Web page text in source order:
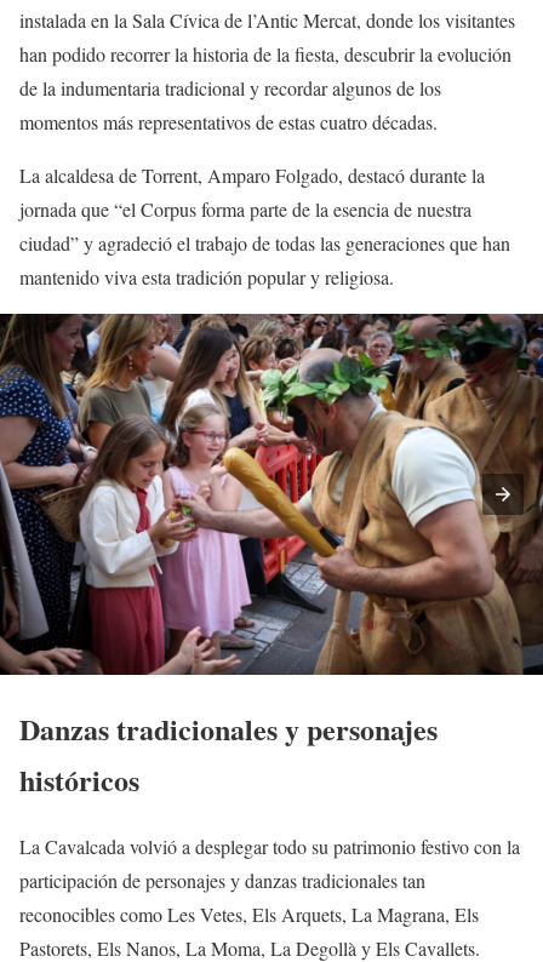
instalada en la Sala Cívica de l’Antic Mercat, donde los visitantes
han podido recorrer la historia de la fiesta, descubrir la evolución
de la indumentaria tradicional y recordar algunos de los
momentos más representativos de estas cuatro décadas.
La alcaldesa de Torrent, Amparo Folgado, destacó durante la
jornada que “el Corpus forma parte de la esencia de nuestra
ciudad” y agradeció el trabajo de todas las generaciones que han
mantenido viva esta tradición popular y religiosa.
Danzas tradicionales y personajes
históricos
La Cavalcada volvió a desplegar todo su patrimonio festivo con la
participación de personajes y danzas tradicionales tan
reconocibles como Les Vetes, Els Arquets, La Magrana, Els
Pastorets, Els Nanos, La Moma, La Degollà y Els Cavallets.